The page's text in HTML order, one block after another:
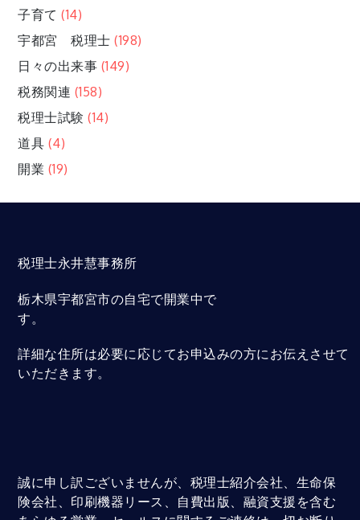
子育て (14)
宇都宮 税理士 (198)
日々の出来事 (149)
税務関連 (158)
税理士試験 (14)
道具 (4)
開業 (19)
税理士永井慧事務所
栃木県宇都宮市の自宅で開業中で
す。
詳細な住所は必要に応じてお申込みの方にお伝えさせて
いただきます。
誠に申し訳ございませんが、税理士紹介会社、生命保
険会社、印刷機器リース、自費出版、融資支援を含む